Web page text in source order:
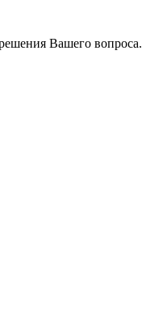
Вашего вопроса.